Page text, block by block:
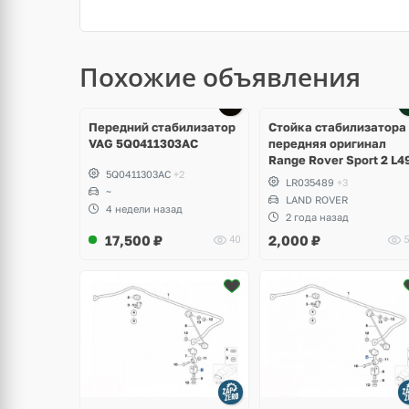
Похожие объявления
Передний стабилизатор
VAG 5Q0411303AC
5Q0411303AC +2
~
4 недели назад
17,500 ₽ 40
Стойка стабилизатора
передняя оригинал
Range Rover Sport 2
LR035489 +3
LAND ROVER
2 года назад
2,000 ₽